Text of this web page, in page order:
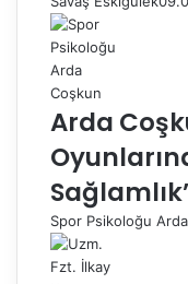
Arda
Spor Psikoloğu